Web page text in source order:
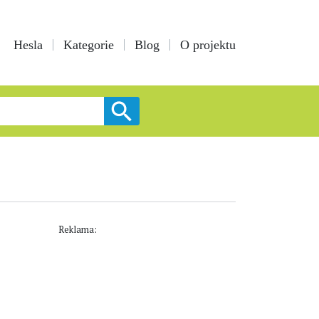
Hesla Kategorie Blog O projektu
Reklama: